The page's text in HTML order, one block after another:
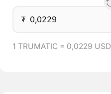
₮
1 TRUMATIC = 0,0229 USD